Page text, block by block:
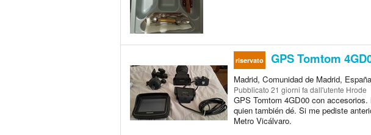
riservato GPS Tomtom
Madrid, Comunidad de Madrid, España
Pubblicato 21 giorni fa dall'utente Hrode
GPS Tomtom 4GD00 con
quien también dé. Si me pediste
Metro Vicálvaro.